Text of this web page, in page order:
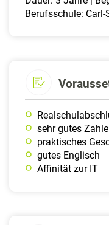
Berufsschule:
sehr gutes
praktisches
gutes Englisch
Affinität zur IT